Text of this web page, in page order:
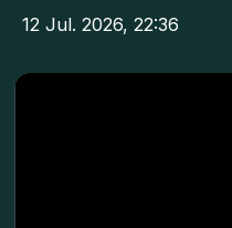
12 Jul. 2026, 22:36